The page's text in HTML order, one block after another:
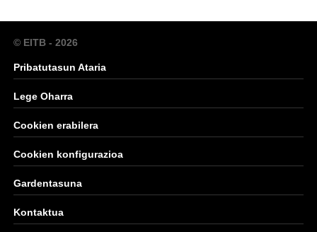
© EITB - 2026
Pribatutasun Ataria
Lege Oharra
Cookien erabilera
Cookien konfigurazioa
Gardentasuna
Kontaktua